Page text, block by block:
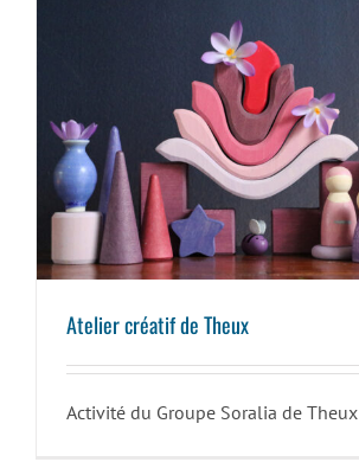
Atelier créatif de Theux
Atelier créatif de Theux
Activité du Groupe Soralia de Theux